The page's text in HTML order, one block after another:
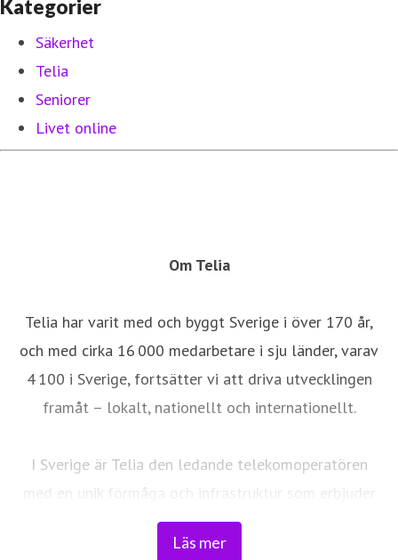
Kategorier
Säkerhet
Telia
Seniorer
Livet online
Om Telia
Telia har varit med och byggt Sverige i över 170 år,
och med cirka 16 000 medarbetare i sju länder, varav
4 100 i Sverige, fortsätter vi att driva utvecklingen
framåt – lokalt, nationellt och internationellt.
I Sverige är Telia den ledande telekomoperatören
med en unik förmåga och infrastruktur som erbjuder
robust, säker och pålitlig uppkoppling – för hela
landet. Från seniorer och familjer till småföretag och
Läs mer